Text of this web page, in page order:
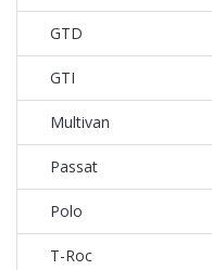
GTD
GTI
Multivan
Passat
Polo
T-Roc